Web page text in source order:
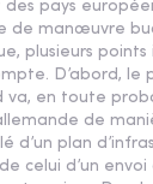
pays
de manœuvre
plusieurs
D’abord, le
va, en toute
de
d’un plan
celui d’un envoi